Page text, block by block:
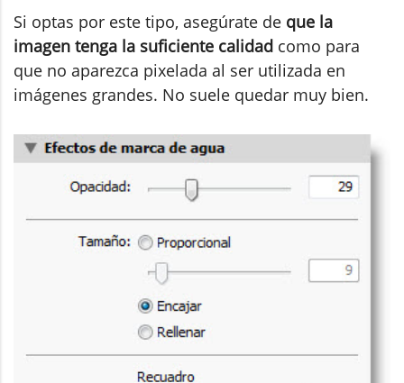
Si optas por este tipo, asegúrate de que la
imagen tenga la suficiente calidad como para
que no aparezca pixelada al ser utilizada en
imágenes grandes. No suele quedar muy bien.